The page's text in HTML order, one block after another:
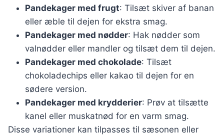
Pandekager med frugt: Tilsæt skiver af banan
eller æble til dejen for ekstra smag.
Pandekager med nødder: Hak nødder som
valnødder eller mandler og tilsæt dem til dejen.
Pandekager med chokolade: Tilsæt
chokoladechips eller kakao til dejen for en
sødere version.
Pandekager med krydderier: Prøv at tilsætte
kanel eller muskatnød for en varm smag.
Disse variationer kan tilpasses til sæsonen eller